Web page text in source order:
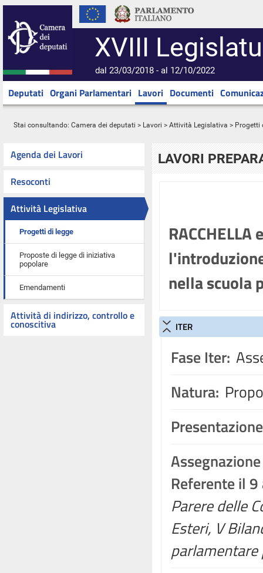
XVIII
dal 23/03/2018 - al 12/10/2022
Deputati Organi Parlamentari Lavori Documenti
Stai consultando: Camera dei deputati > Lavori > Attività Legislativa > Progetti
Agenda dei Lavori
Resoconti
Attività Legislativa
Progetti di legge
Proposte di legge di iniziativa
popolare
Emendamenti
Attività di indirizzo, controllo e
conoscitiva
LAVORI
nella scuola
ITER
Fase Iter:
Natura:
Assegnazione
Referente il
Parere delle
Esteri, V